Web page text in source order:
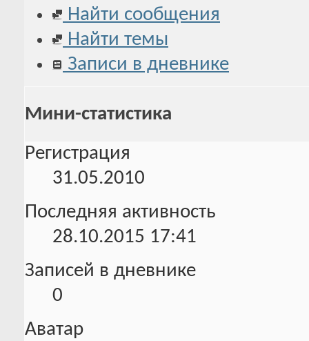
Найти сообщения
Найти темы
Записи в дневнике
Мини-статистика
Регистрация
31.05.2010
Последняя активность
28.10.2015 17:41
Записей в дневнике
0
Аватар